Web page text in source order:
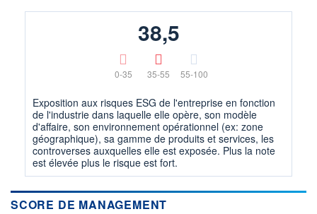
38,5
55-100
35-55
0-35
Exposition aux risques ESG de l'entreprise en fonction
de l'industrie dans laquelle elle opère, son modèle
d'affaire, son environnement opérationnel (ex: zone
géographique), sa gamme de produits et services, les
controverses auxquelles elle est exposée. Plus la note
est élevée plus le risque est fort.
SCORE DE MANAGEMENT